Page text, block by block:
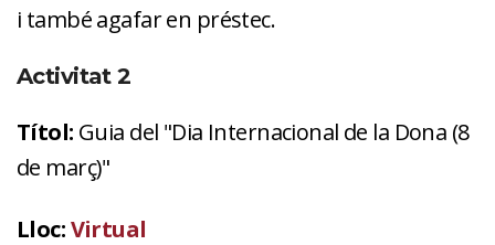
i també agafar en préstec.
Activitat 2
Títol: Guia del "Dia Internacional de la Dona (8
de març)"
Lloc:Virtual